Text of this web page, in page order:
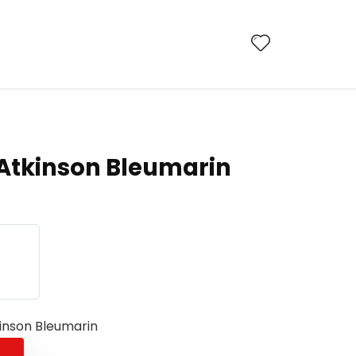
Bleumarin
Bleumarin